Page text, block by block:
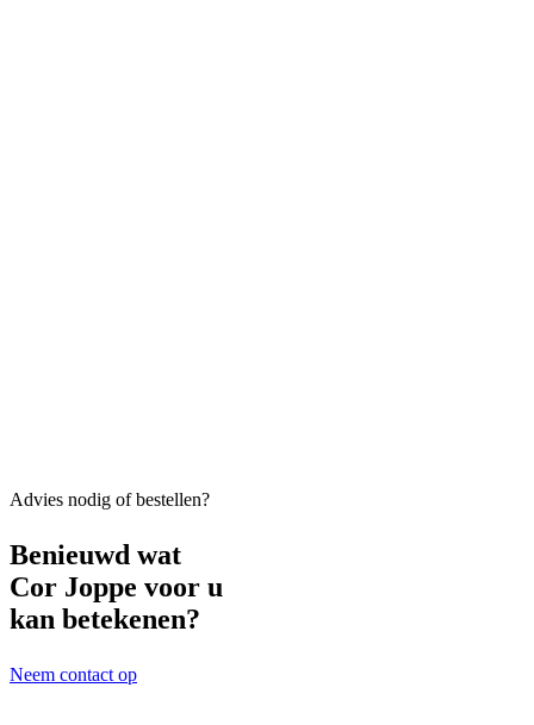
Advies nodig of bestellen?
Benieuwd wat
Cor Joppe voor u
kan betekenen?
Neem contact op